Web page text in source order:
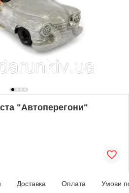
"Автоперегони"
Доставка Оплата Умови